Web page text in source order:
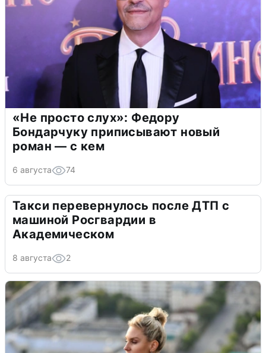
«Не просто слух»: Федору
Бондарчуку приписывают новый
роман — с кем
6 августа 74
Такси перевернулось после ДТП с
машиной Росгвардии в
Академическом
8 августа 2